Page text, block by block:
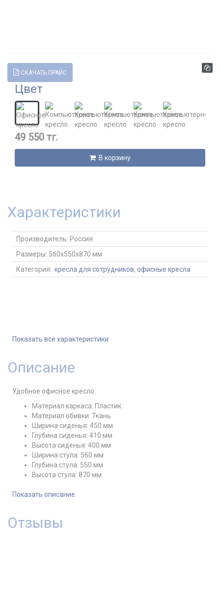
СКАЧАТЬ ПРАЙС
Цвет
49 550 тг.
В корзину
Характеристики
Производитель: Россия
Размеры: 560x550x870 мм
Категория: кресла для сотрудников, офисные кресла
Показать все характеристики
Описание
Удобное офисное кресло.
Материал каркаса: Пластик
Материал обивки: Ткань
Ширина сиденья: 450 мм
Глубина сиденья: 410 мм
Высота сиденья: 400 мм
Ширина стула: 560 мм
Глубина стула: 550 мм
Высота стула: 870 мм
Технические характеристики
края сиденья
Показать описание
Отзывы